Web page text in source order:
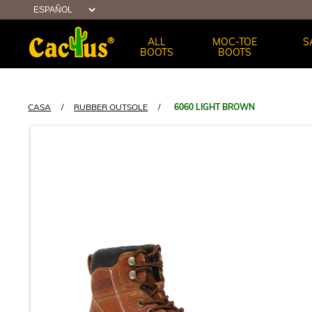
ALL
BOOTS
MOC-TOE
BOOTS
CASA / RUBBER OUTSOLE / 6060 LIGHT BROWN